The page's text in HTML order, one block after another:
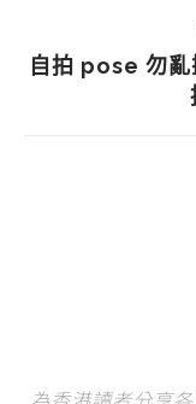
自拍 pose 勿